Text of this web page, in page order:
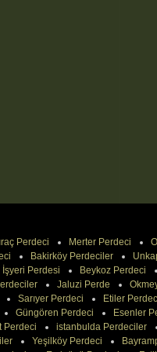
Perdeci Merter Perdeci
Bakirköy Perdeciler
İşyeri Perdesi Beykoz Perdeci
Jaluzi Perde
Sarıyer Perdeci Etiler
Güngören Perdeci Esenler
Perdeci istanbulda Perdeciler
Yeşilköy Perdeci